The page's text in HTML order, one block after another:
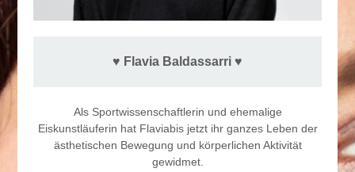
♥︎ Flavia Baldassarri ♥︎
Als Sportwissenschaftlerin und ehemalige
Eiskunstläuferin hat Flaviabis jetzt ihr ganzes Leben der
ästhetischen Bewegung und körperlichen Aktivität
gewidmet.